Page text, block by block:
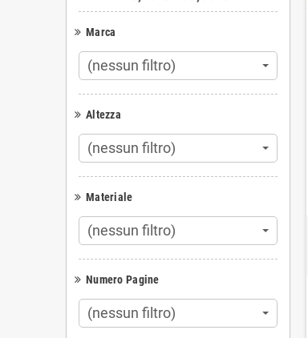
Marca
(nessun filtro)
Altezza
(nessun filtro)
Materiale
(nessun filtro)
Numero Pagine
(nessun filtro)